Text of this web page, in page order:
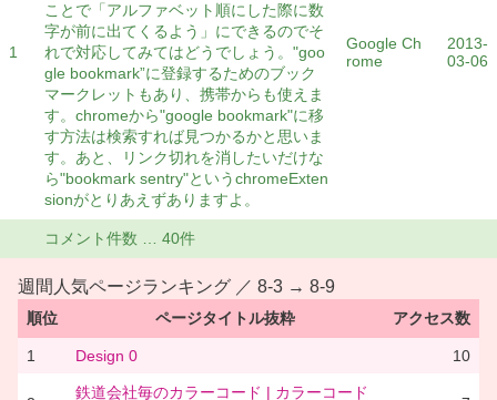
1
ことで「アルファベット順にした際に数
字が前に出てくるよう」にできるのでそ
れで対応してみてはどうでしょう。"goo
gle bookmark”に登録するためのブック
マークレットもあり、携帯からも使えま
す。chromeから"google bookmark"に移
す方法は検索すれば見つかるかと思いま
す。あと、リンク切れを消したいだけな
ら"bookmark sentry"というchromeExten
sionがとりあえずありますよ。
Google Ch
rome
2013-
03-06
コメント件数 … 40件
週間人気ページランキング ／ 8-3 → 8-9
順位 ページタイトル抜粋 アクセス数
1 Design 0 10
鉄道会社毎のカラーコード | カラーコード